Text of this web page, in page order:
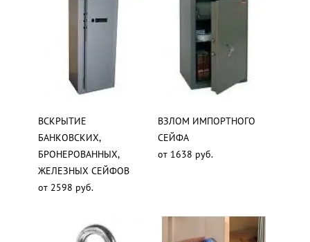
ВСКРЫТИЕ
БАНКОВСКИХ,
БРОНЕРОВАННЫХ,
ЖЕЛЕЗНЫХ СЕЙФОВ
от 2598 руб.
ВЗЛОМ ИМПОРТНОГО
СЕЙФА
от 1638 руб.